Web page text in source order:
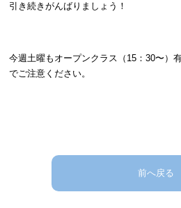
引き続きがんばりましょう！
今週土曜もオープンクラス（15：30〜）
でご注意ください。
前へ戻る